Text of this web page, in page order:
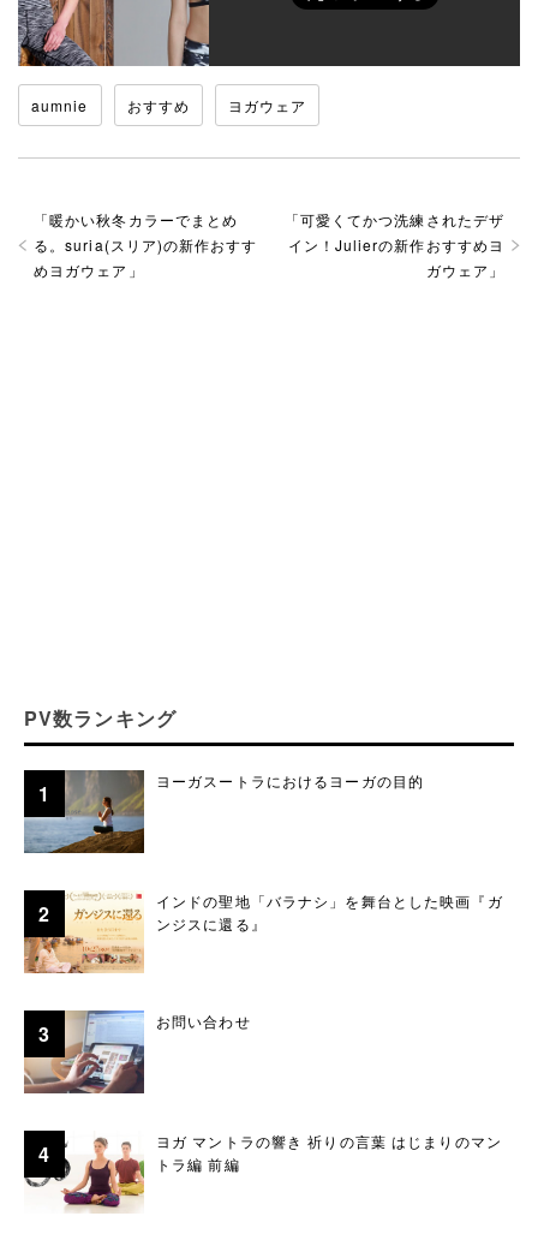
aumnie おすすめ ヨガウェア
「可愛くてかつ洗練されたデザ
イン！Julierの新作おすすめヨ
ガウェア 」
「暖かい秋冬カラーでまとめ
る。suria(スリア)の新作おすす
めヨガウェア 」
PV数ランキング
ヨーガスートラにおけるヨーガの目的
インドの聖地「バラナシ」を舞台とした映画『ガ
ンジスに還る』
お問い合わせ
ヨガ マントラの響き 祈りの言葉 はじまりのマン
トラ編 前編